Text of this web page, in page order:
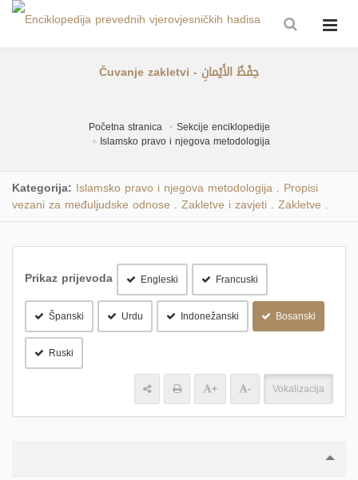
Čuvanje zakletvi - حِفْظُ الأَيْمانِ
Početna stranica
Sekcije enciklopedije
Islamsko pravo i njegova metodologija
Kategorija: Islamsko pravo i njegova metodologija Propisi
vezani za međuljudske odnose Zakletve i zavjeti Zakletve
Prikaz prijevoda Engleski Francuski
Španski Urdu Indonežanski Bosanski
Ruski
+ - Vokalizacija